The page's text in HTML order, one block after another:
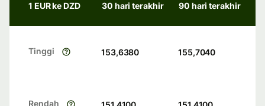
1 EUR ke DZD 30 hari terakhir 90 hari terakhir
Tinggi 153,6380 155,7040
Rendah